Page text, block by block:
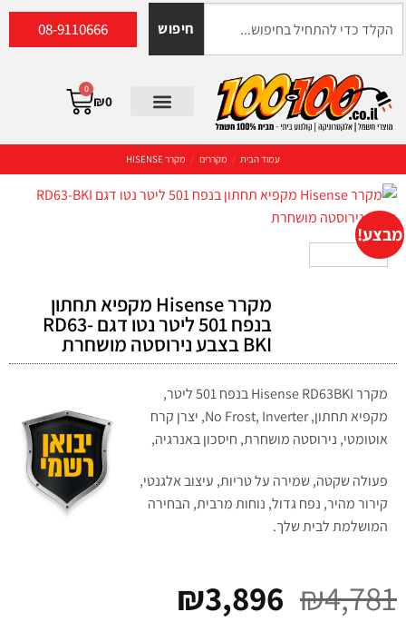
חיפוש 08-9110666
₪0
0
עמוד הבית / מקררים / מקרר HISENSE
מבצע!
מקרר Hisense מקפיא תחתון
בנפח 501 ליטר נטו דגם RD63-
BKI בצבע נירוסטה מושחרת
מקרר Hisense RD63BKI בנפח 501 ליטר,
מקפיא תחתון, No Frost, Inverter, יצרן קרח
אוטומטי, נירוסטה מושחרת, חיסכון באנרגיה,
פעולה שקטה, שמירה על טריות, עיצוב אלגנטי,
קירור מהיר, נפח גדול, נוחות מרבית, הבחירה
המושלמת לבית שלך.
₪4,781
₪3,896